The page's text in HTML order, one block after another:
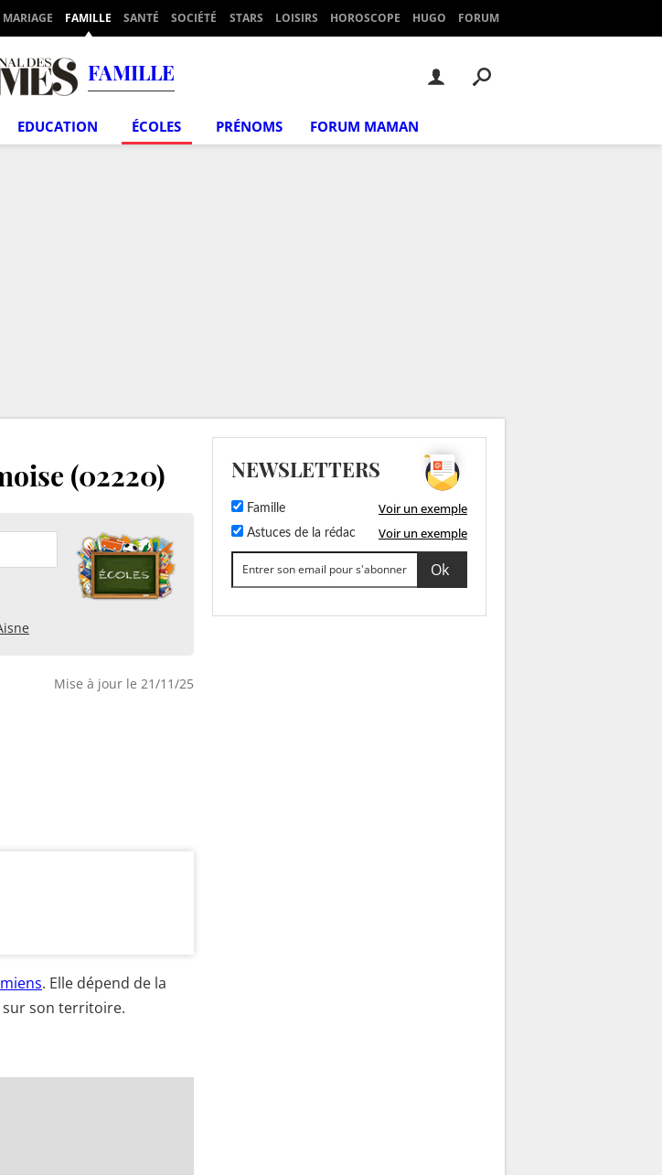
MARIAGE FAMILLE SANTÉ SOCIÉTÉ STARS LOISIRS HOROSCOPE HUGO FORUM
FAMILLE
EDUCATION ÉCOLES PRÉNOMS FORUM MAMAN
(02220)
Mise à jour le 21/11/25
. Elle dépend de la
sur son territoire.
NEWSLETTERS
Famille Voir un exemple
Astuces de la rédac Voir un exemple